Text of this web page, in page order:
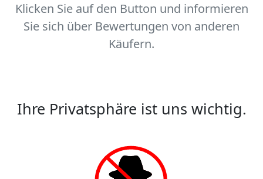
Klicken Sie auf den Button und informieren
Sie sich über Bewertungen von anderen
Käufern.
Ihre Privatsphäre ist uns wichtig.